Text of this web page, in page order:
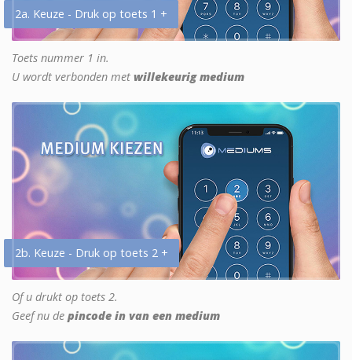
2a. Keuze - Druk op toets 1 +
Toets nummer 1 in.
U wordt verbonden met willekeurig medium
2b. Keuze - Druk op toets 2 +
Of u drukt op toets 2.
Geef nu de pincode in van een medium